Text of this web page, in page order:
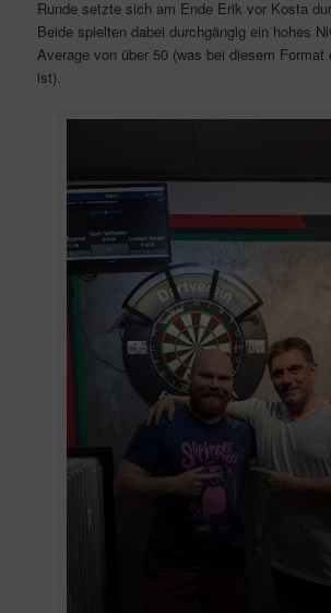
Runde setzte sich am Ende Erik vor Kosta
Beide spielten dabei durchgängig ein hohes
Average von über 50 (was bei diesem Format
ist).